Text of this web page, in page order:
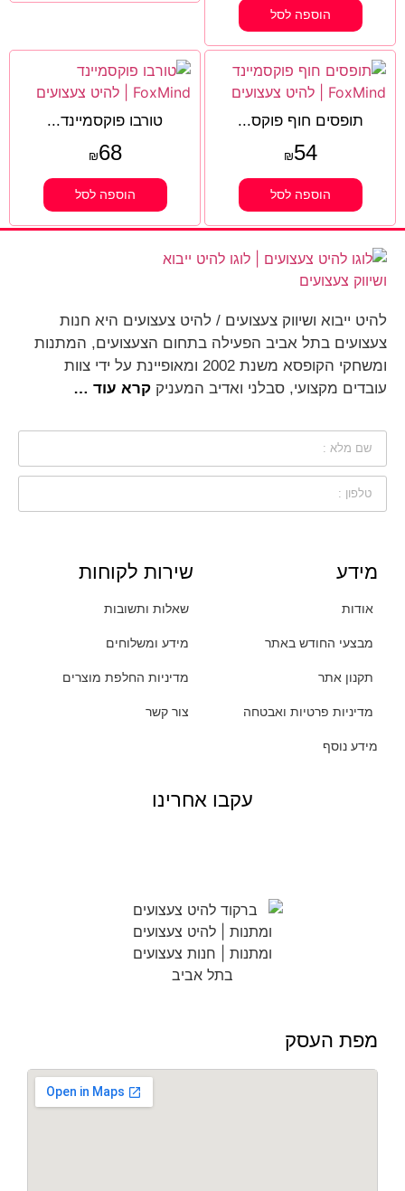
הוספה לסל
תופסים חוף פוקס...
₪54
הוספה לסל
טורבו פוקסמיינד...
₪68
הוספה לסל
להיט ייבוא ושיווק צעצועים / להיט צעצועים היא חנות
צעצועים בתל אביב הפעילה בתחום הצעצועים, המתנות
ומשחקי הקופסא משנת 2002 ומאופיינת על ידי צוות
עובדים מקצועי, סבלני ואדיב המעניק קרא עוד …
מידע
אודות
מבצעי החודש באתר
תקנון אתר
מדיניות פרטיות ואבטחה
מידע נוסף
שירות לקוחות
שאלות ותשובות
מידע ומשלוחים
מדיניות החלפת מוצרים
צור קשר
עקבו אחרינו
מפת העסק